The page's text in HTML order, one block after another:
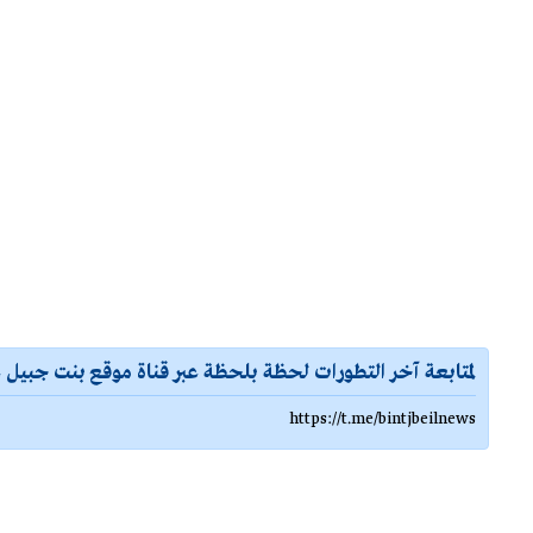
لمتابعة آخر التطورات لحظة بلحظة عبر قناة موقع بنت جبيل
https://t.me/bintjbeilnews